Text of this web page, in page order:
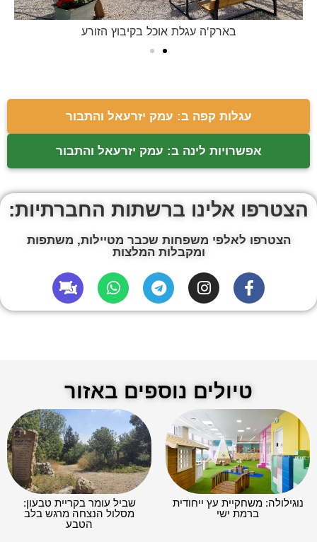
בארק'ה עגלת אוכל בקיבוץ הזורע
עגלות קפה ב: עמק יזרעאל והתבור
אפשרויות לינה ב: עמק יזרעאל והתבור
הצטרפו אלינו ברשתות החברתיות:
הצטרפו לאלפי משפחות שכבר מטיילות, משתפות
ומקבלות המלצות
טיולים נוספים באזור
נוגילולה: משחקיית עץ ייחודית
ברמת ישי
שביל עומר בקריית טבעון:
מסלול הנצחה מרגש בלב
הטבע